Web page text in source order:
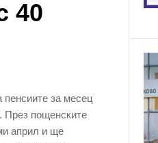
40
за месец
пощенските
април и ще